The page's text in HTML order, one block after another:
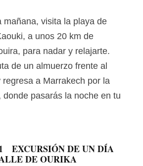
mañana, visita la playa de
a unos 20 km de
para nadar y relajarte.
de un almuerzo frente al
regresa a Marrakech por la
donde pasarás la noche en tu
EXCURSIÓN DE UN DÍA
DE OURIKA